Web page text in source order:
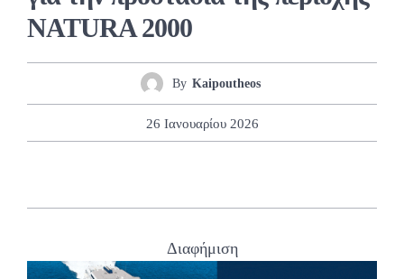
NATURA 2000
By Kaipoutheos
26 Ιανουαρίου 2026
Διαφήμιση